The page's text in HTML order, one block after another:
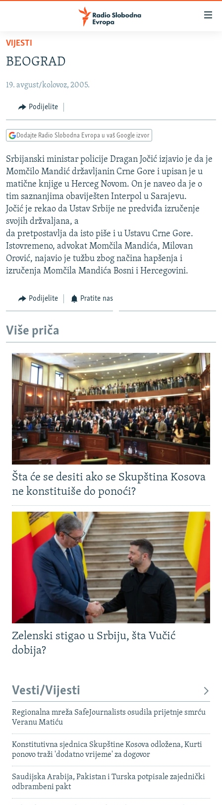
Pređite
glavni
Pređite
Pređite
pretragu
SRBIJA
KOSOVO
VIZUELNO
VIDEO
FOTOGALERIJE
INFOGRAFIKE
PODCASTI
RAT U UKRAJINI
KINA NA BALKANU
RSE PRIČE IZ SVIJETA
ISPRIČAJ MI
DNEVNO@RSE
SPECIJALI RSE
GENOCID U SREBRENICI
TV LIBERTY
POST SCRIPTUM
MOJA EVROPA
TRI DECENIJE OD RATA U BIH
SVE KARTE DEJTONA
NASTANAK I RASPAD JUGOSLAVIJE
PRATITE NAS
Sve RFE/RL stranice
VIJESTI
BEOGRAD
19. avgust/kolovoz, 2005.
Podijelite
Dodajte Radio Slobodna Evropa u vaš Google izvor
Srbijanski ministar policije Dragan Jočić izjavio je da je
Momčilo Mandić državljanin Crne Gore i upisan je u
matične knjige u Herceg Novom. On je naveo da je o
tim saznanjima obaviješten Interpol u Sarajevu.
Jočić je rekao da Ustav Srbije ne predviđa izručenje
svojih držvaljana, a
da pretpostavlja da isto piše i u Ustavu Crne Gore.
Istovremeno, advokat Momčila Mandića, Milovan
Orović, najavio je tužbu zbog načina hapšenja i
izručenja Momčila Mandića Bosni i Hercegovini.
Podijelite Pratite nas
Više priča
Šta će se desiti ako se Skupština Kosova
ne konstituiše do ponoći?
Zelenski stigao u Srbiju, šta Vučić
dobija?
Vesti/Vijesti
Regionalna mreža SafeJournalists osudila prijetnje smrću
Veranu Matiću
Konstitutivna sjednica Skupštine Kosova odložena, Kurti
ponovo traži 'dodatno vrijeme' za dogovor
Saudijska Arabija, Pakistan i Turska potpisale zajednički
odbrambeni pakt